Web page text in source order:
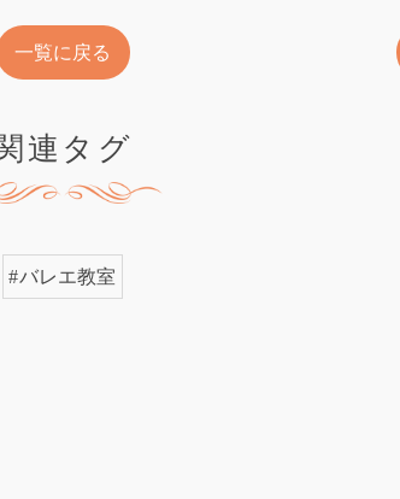
一覧に戻る
連タグ
#バレエ教室